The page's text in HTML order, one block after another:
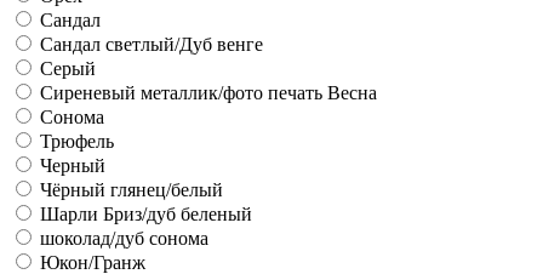
Сандал
Сандал светлый/Дуб венге
Серый
Сиреневый металлик/фото печать Весна
Сонома
Трюфель
Черный
Чёрный глянец/белый
Шарли Бриз/дуб беленый
шоколад/дуб сонома
Юкон/Гранж